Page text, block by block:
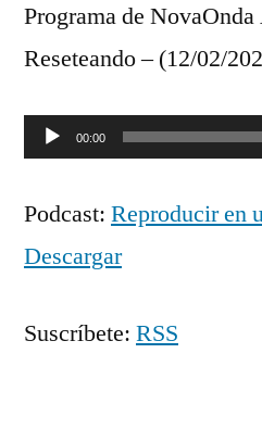
Programa de
Reseteando – (12/02/
Reproductor
audio
00:00
Podcast: Reproducir en
Descargar
Suscríbete: RSS